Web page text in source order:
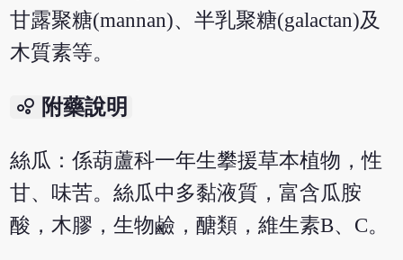
甘露聚糖(mannan)、半乳聚糖(galactan)及
木質素等。
bubble_chart 附藥說明
絲瓜：係葫蘆科一年生攀援草本植物，性
甘、味苦。絲瓜中多黏液質，富含瓜胺
酸，木膠，生物鹼，醣類，維生素B、C。